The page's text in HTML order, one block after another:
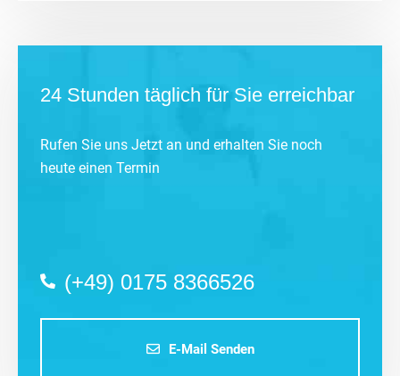
24 Stunden täglich für Sie erreichbar
Rufen Sie uns Jetzt an und erhalten Sie noch
heute einen Termin
(+49) 0175 8366526
E-Mail Senden